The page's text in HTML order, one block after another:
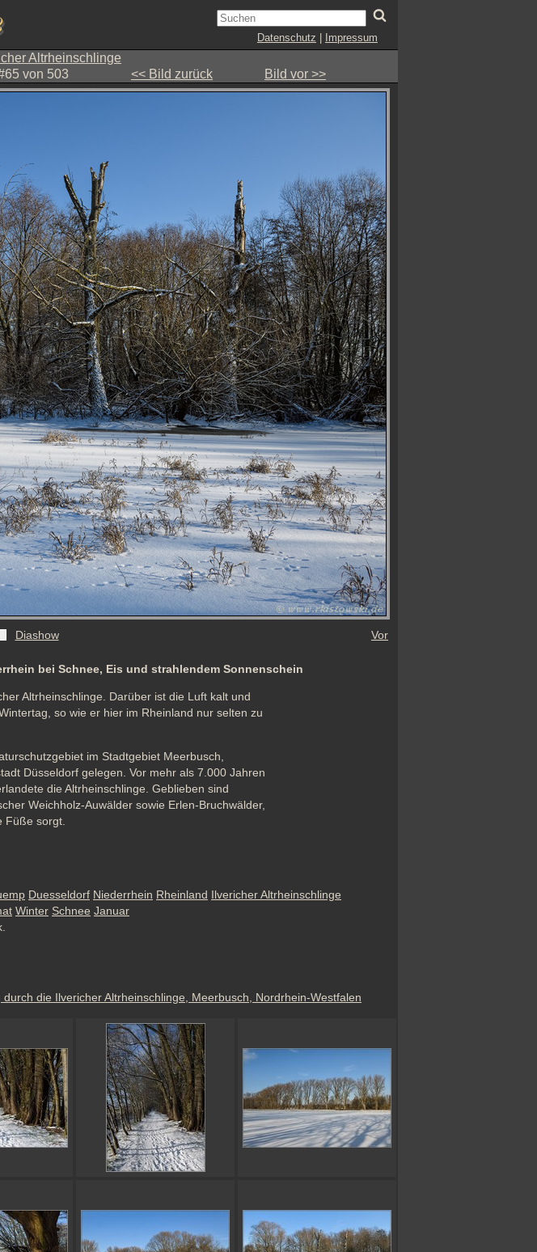
Datenschutz Impressum
Altrheinschlinge
von 503 << Bild zurück Bild vor >>
Diashow Vor
bei Schnee, Eis und strahlendem Sonnenschein
Altrheinschlinge. Darüber ist die Luft kalt und
so wie er hier im Rheinland nur selten zu
im Stadtgebiet Meerbusch,
Düsseldorf gelegen. Vor mehr als 7.000 Jahren
die Altrheinschlinge. Geblieben sind
Weichholz-Auwälder sowie Erlen-Bruchwälder,
Füße sorgt.
Duesseldorf Niederrhein Rheinland Ilvericher Altrheinschlinge
Winter Schnee Januar
die Ilvericher Altrheinschlinge, Meerbusch, Nordrhein-Westfalen